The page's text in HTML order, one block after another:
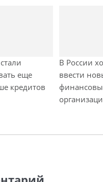
еще
кредитов
В России
ввести